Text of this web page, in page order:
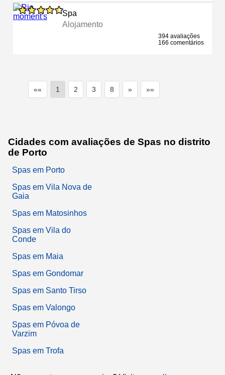
Spa
Alojamento
394 avaliações
166 comentários
«« 1 2 3 8 » »»
Cidades com avaliações de Spas no distrito
de Porto
Spas em Porto
Spas em Vila Nova de
Gaia
Spas em Matosinhos
Spas em Vila do
Conde
Spas em Maia
Spas em Gondomar
Spas em Santo Tirso
Spas em Valongo
Spas em Póvoa de
Varzim
Spas em Trofa